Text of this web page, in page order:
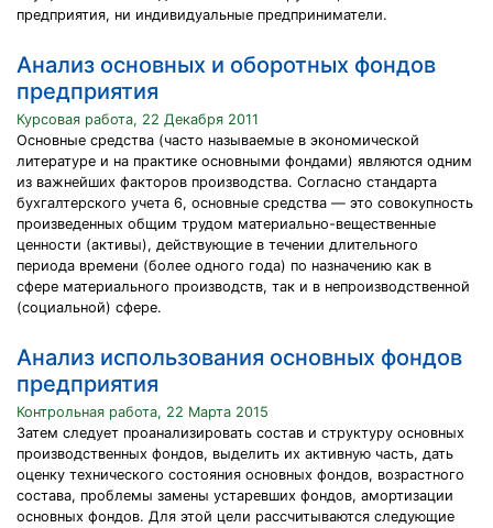
предприятия, ни индивидуальные предприниматели.
Анализ основных и оборотных фондов
предприятия
Курсовая работа, 22 Декабря 2011
Основные средства (часто называемые в экономической
литературе и на практике основными фондами) являются одним
из важнейших факторов производства. Согласно стандарта
бухгалтерского учета 6, основные средства — это совокупность
произведенных общим трудом материально-вещественные
ценности (активы), действующие в течении длительного
периода времени (более одного года) по назначению как в
сфере материального производств, так и в непроизводственной
(социальной) сфере.
Анализ использования основных фондов
предприятия
Контрольная работа, 22 Марта 2015
Затем следует проанализировать состав и структуру основных
производственных фондов, выделить их активную часть, дать
оценку технического состояния основных фондов, возрастного
состава, проблемы замены устаревших фондов, амортизации
основных фондов. Для этой цели рассчитываются следующие